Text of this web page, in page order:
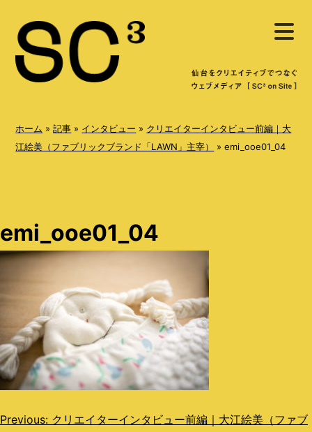
e
n
メ
ニ
を
開
く
ホーム »記事 » インタビュー » クリエイターインタビュー前編｜大
江絵美（ファブリックブランド「LAWN」主宰）
»emi_ooe01_04
emi_ooe01_04
投
Previous: クリエイターインタビュー前編｜大江絵美（ファブ